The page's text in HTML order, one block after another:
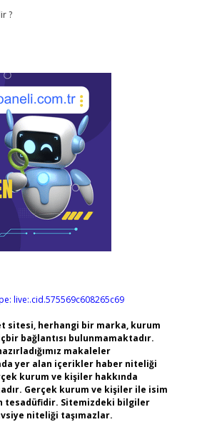
?
live:.cid.575569c608265c69
sitesi, herhangi bir marka, kurum
bağlantısı bulunmamaktadır.
makaleler
yer alan içerikler haber niteliği
kurum ve kişiler hakkında
Gerçek kurum ve kişiler ile isim
tesadüfidir. Sitemizdeki bilgiler
niteliği taşımazlar.